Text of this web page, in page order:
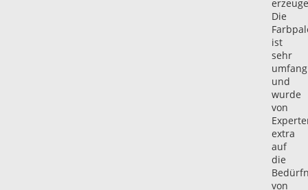
Die
ist
sehr
und
wurde
von
extra
auf
die
von